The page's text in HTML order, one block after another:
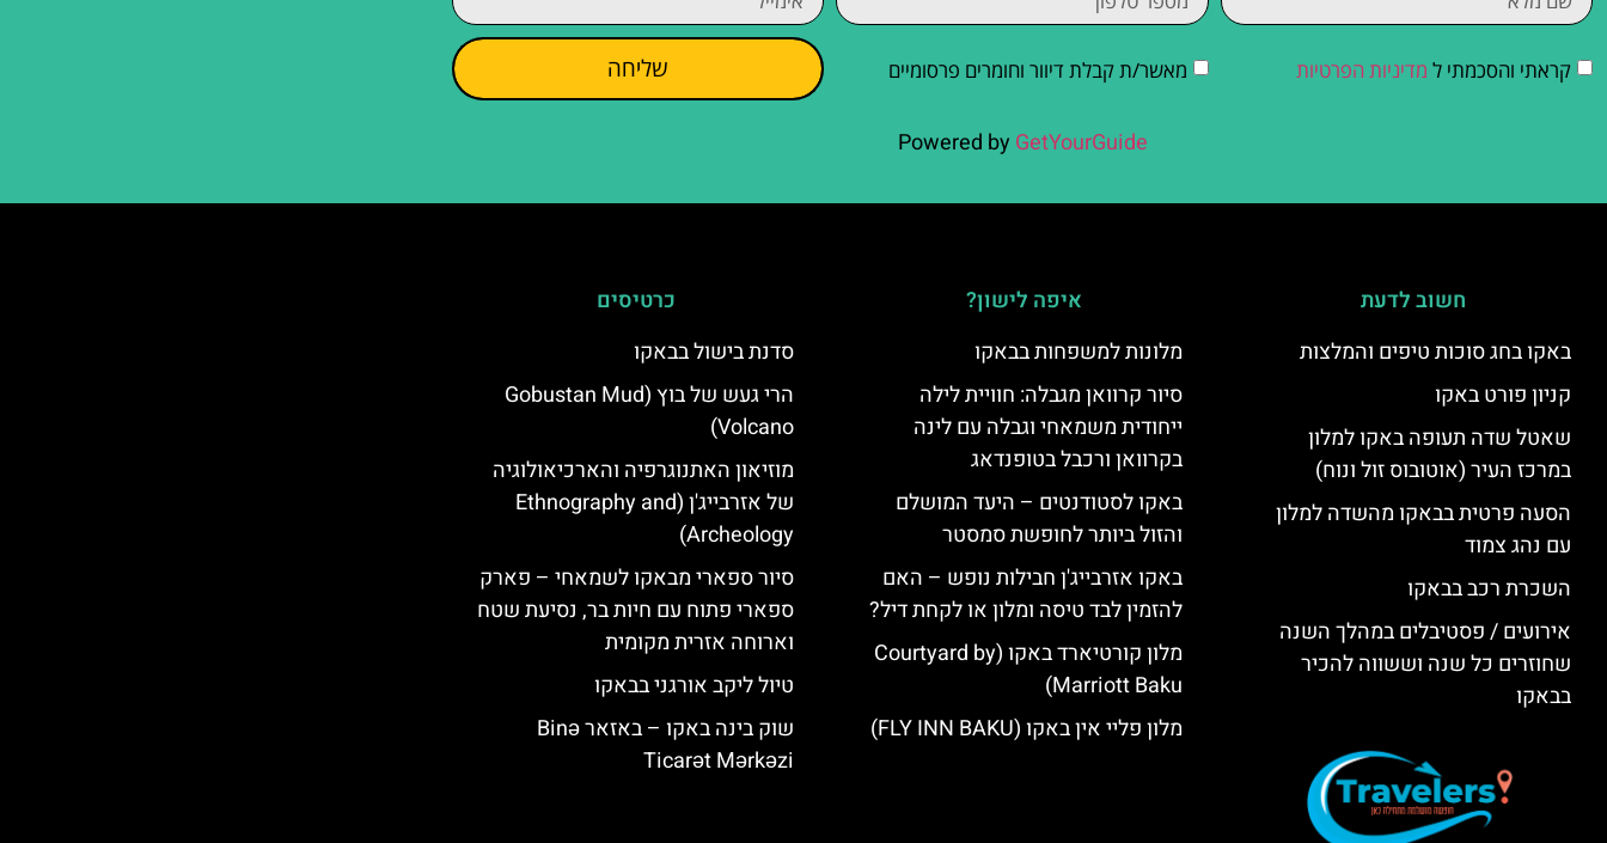
קראתי והסכמתי ל מדיניות הפרטיות מאשר/ת קבלת דיוור וחומרים פרסומיים שליחה
Powered by GetYourGuide
חשוב לדעת
באקו בחג סוכות טיפים והמלצות
קניון פורט באקו
שאטל שדה תעופה באקו למלון
במרכז העיר (אוטובוס זול ונוח)
הסעה פרטית בבאקו מהשדה למלון
עם נהג צמוד
השכרת רכב בבאקו
אירועים / פסטיבלים במהלך השנה
שחוזרים כל שנה וששווה להכיר
בבאקו
איפה לישון?
מלונות למשפחות בבאקו
סיור קרוואן מגבלה: חוויית לילה
ייחודית משמאחי וגבלה עם לינה
בקרוואן ורכבל בטופנדאג
באקו לסטודנטים – היעד המושלם
והזול ביותר לחופשת סמסטר
באקו אזרבייג'ן חבילות נופש – האם
להזמין לבד טיסה ומלון או לקחת דיל?
מלון קורטיארד באקו (Courtyard by
Marriott Baku)
מלון פליי אין באקו (FLY INN BAKU)
כרטיסים
סדנת בישול בבאקו
הרי געש של בוץ (Gobustan Mud
Volcano)
מוזיאון האתנוגרפיה והארכיאולוגיה
של אזרבייג'ן (Ethnography and
Archeology)
סיור ספארי מבאקו לשמאחי – פארק
ספארי פתוח עם חיות בר, נסיעת שטח
וארוחה אזרית מקומית
טיול ליקב אורגני בבאקו
שוק בינה באקו – באזאר Binə
Ticarət Mərkəzi